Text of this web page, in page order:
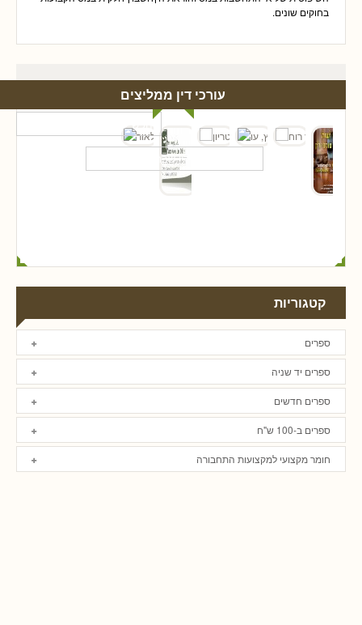
בחוקים שונים.
עורכי דין ממליצים
קטגוריות
ספרים
ספרים יד שניה
ספרים חדשים
ספרים ב-100 ש"ח
חומר מקצועי למקצועות התחבורה